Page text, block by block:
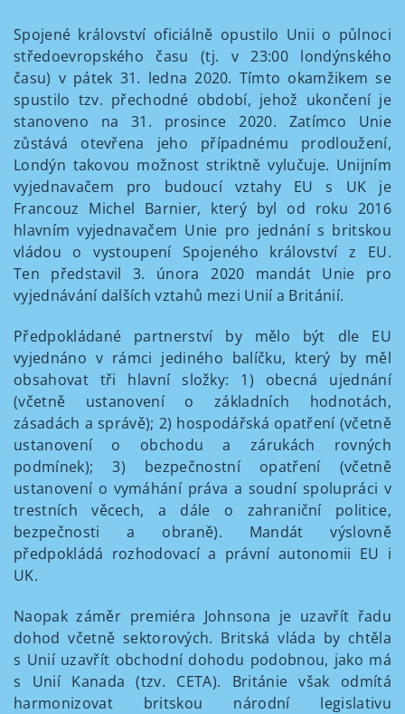
Spojené království oficiálně opustilo Unii o půlnoci
středoevropského času (tj. v 23:00 londýnského
času) v pátek 31. ledna 2020. Tímto okamžikem se
spustilo tzv. přechodné období, jehož ukončení je
stanoveno na 31. prosince 2020. Zatímco Unie
zůstává otevřena jeho případnému prodloužení,
Londýn takovou možnost striktně vylučuje. Unijním
vyjednavačem pro budoucí vztahy EU s UK je
Francouz Michel Barnier, který byl od roku 2016
hlavním vyjednavačem Unie pro jednání s britskou
vládou o vystoupení Spojeného království z EU.
Ten představil 3. února 2020 mandát Unie pro
vyjednávání dalších vztahů mezi Unií a Británií.
Předpokládané partnerství by mělo být dle EU
vyjednáno v rámci jediného balíčku, který by měl
obsahovat tři hlavní složky: 1) obecná ujednání
(včetně ustanovení o základních hodnotách,
zásadách a správě); 2) hospodářská opatření (včetně
ustanovení o obchodu a zárukách rovných
podmínek); 3) bezpečnostní opatření (včetně
ustanovení o vymáhání práva a soudní spolupráci v
trestních věcech, a dále o zahraniční politice,
bezpečnosti a obraně). Mandát výslovně
předpokládá rozhodovací a právní autonomii EU i
UK.
Naopak záměr premiéra Johnsona je uzavřít řadu
dohod včetně sektorových. Britská vláda by chtěla
s Unií uzavřít obchodní dohodu podobnou, jako má
s Unií Kanada (tzv. CETA). Británie však odmítá
harmonizovat britskou národní legislativu